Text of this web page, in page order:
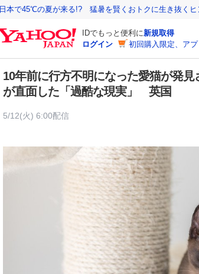
日本で45℃の夏が来る!? 猛暑を賢くおトクに生き抜くヒ
IDでもっと便利に新規取得
ログイン
初回購入限定、ア
10年前に行方不明になった愛猫が発
が直面した「過酷な現実」 英国
5/12(火) 6:00配信